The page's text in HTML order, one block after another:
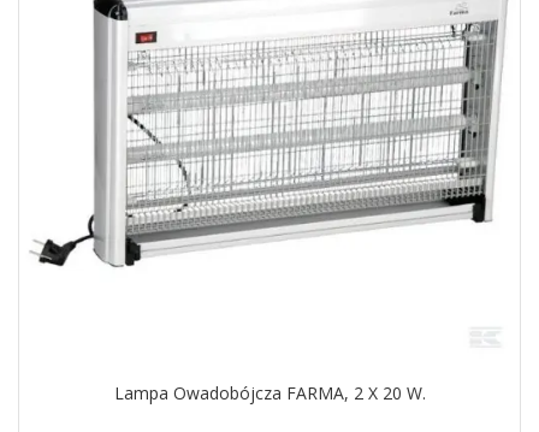
Lampa Owadobójcza FARMA, 2 X 20 W.